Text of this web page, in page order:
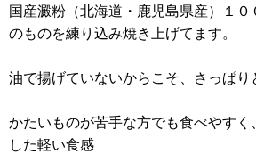
国産澱粉（北海道・鹿児島県産）１
のものを練り込み焼き上げてます。
油で揚げていないからこそ、さっぱり
かたいものが苦手な方でも食べやすく
した軽い食感